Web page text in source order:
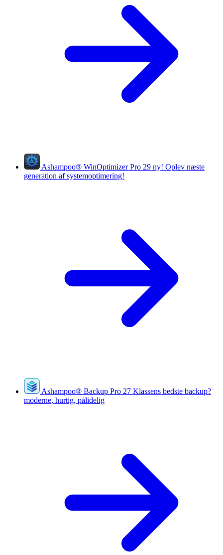
Ashampoo® WinOptimizer Pro 29 ny! Oplev næste
generation af systemoptimering!
Ashampoo® Backup Pro 27 Klassens bedste backup?
moderne, hurtig, pålidelig